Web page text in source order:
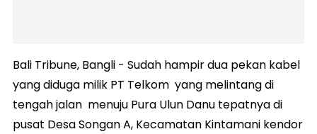
Bali Tribune, Bangli - Sudah hampir dua pekan kabel
yang diduga milik PT Telkom yang melintang di
tengah jalan menuju Pura Ulun Danu tepatnya di
pusat Desa Songan A, Kecamatan Kintamani kendor